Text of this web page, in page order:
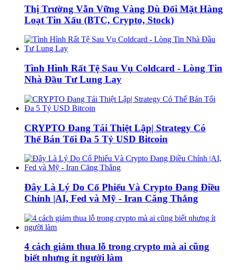
Thị Trường Vẫn Vững Vàng Dù Đối Mặt Hàng
Loạt Tin Xấu (BTC, Crypto, Stock)
Tình Hình Rất Tệ Sau Vụ Coldcard - Lòng Tin
Nhà Đầu Tư Lung Lay
CRYPTO Đang Tái Thiệt Lập| Strategy Có
Thể Bán Tối Đa 5 Tỷ USD Bitcoin
Đây Là Lý Do Cổ Phiếu Và Crypto Đang Điều
Chỉnh |AI, Fed và Mỹ - Iran Căng Thẳng
4 cách giảm thua lỗ trong crypto mà ai cũng
biết nhưng ít người làm